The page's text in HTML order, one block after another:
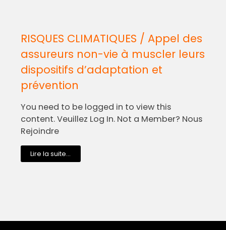
RISQUES CLIMATIQUES / Appel des
assureurs non-vie à muscler leurs
dispositifs d’adaptation et
prévention
You need to be logged in to view this
content. Veuillez Log In. Not a Member? Nous
Rejoindre
Lire la suite...